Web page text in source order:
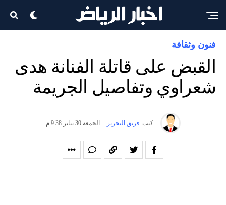
فنون وثقافة
القبض على قاتلة الفنانة هدى
شعراوي وتفاصيل الجريمة
كتب فريق التحرير - الجمعة 30 يناير 9:38 م